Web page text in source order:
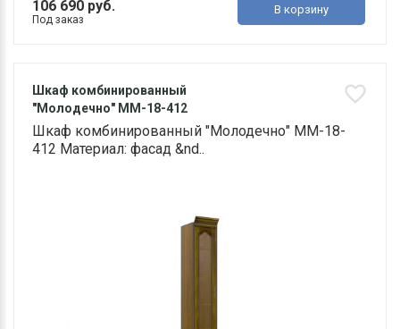
106 690 руб.
Под заказ
В корзину
Шкаф комбинированный
"Молодечно" ММ-18-412
Шкаф комбинированный "Молодечно" ММ-18-
412 Материал: фасад &nd..